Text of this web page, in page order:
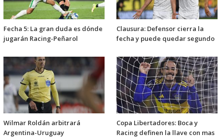
Fecha 5: La gran duda es dónde
jugarán Racing-Peñarol
Clausura: Defensor cierra la
fecha y puede quedar segundo
Wilmar Roldán arbitrará
Argentina-Uruguay
Copa Libertadores: Boca y
Racing definen la llave con mas